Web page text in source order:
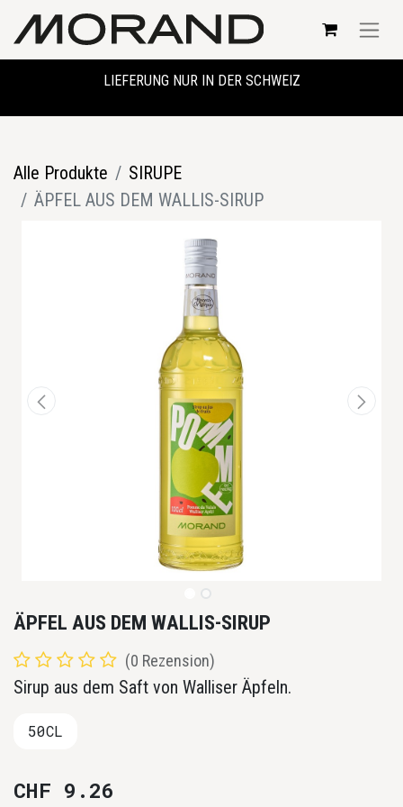
LIEFERUNG NUR IN DER SCHWEIZ
Alle Produkte
SIRUPE
ÄPFEL AUS DEM WALLIS-SIRUP
ÄPFEL AUS DEM WALLIS-SIRUP
(0 Rezension)
Sirup aus dem Saft von Walliser Äpfeln.
50CL
CHF 9.26